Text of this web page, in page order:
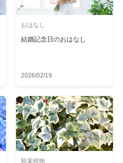
おはなし
結婚記念日のおはなし
2026/02/19
観葉植物